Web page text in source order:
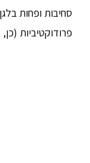
סחיבות ופחות
פרודוקטיביות